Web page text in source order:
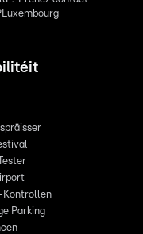
Kontrollen
Parking